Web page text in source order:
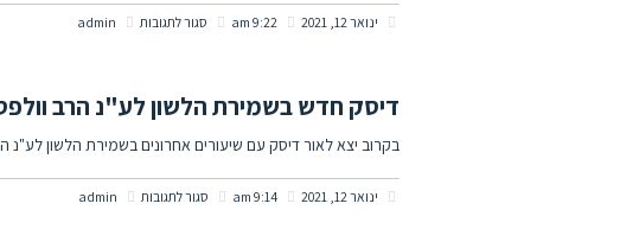
ינואר 12, 2021 סגור לתגובות על
הדרומית
admin
דיסק חדש בשמירת הלשון לע"נ הרב
בקרוב יצא לאור דיסק עם שיעורים אחרונים בשמירת הלשון
ינואר 12, 2021 סגור לתגובות על
admin